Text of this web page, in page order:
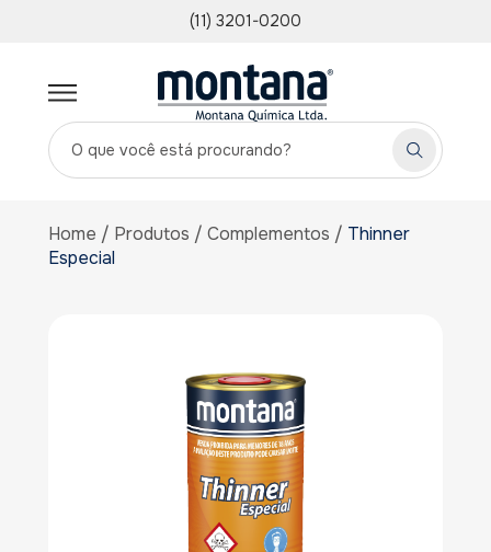
(11) 3201-0200
Home Produtos Complementos
Thinner
Especial